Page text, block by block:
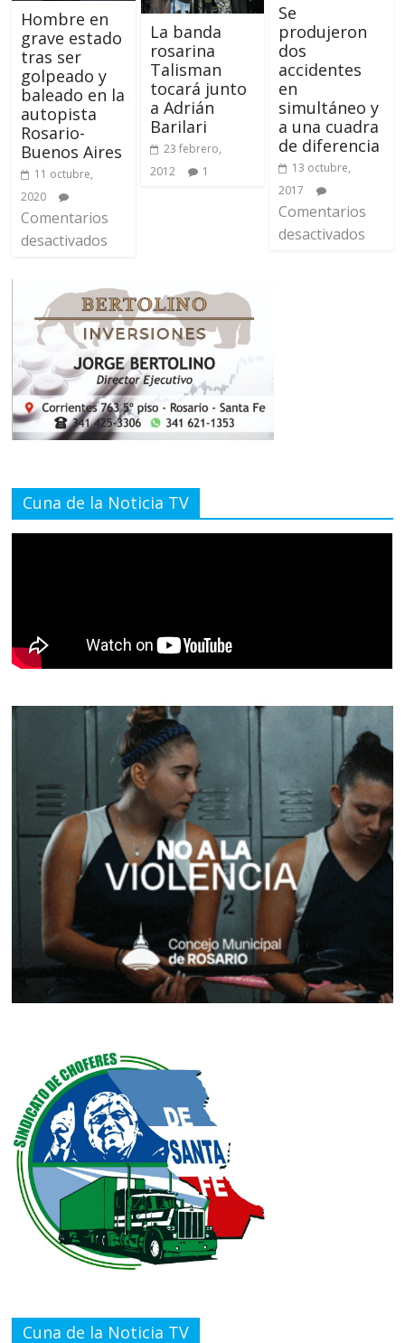
Hombre en
grave estado
tras ser
golpeado y
baleado en la
autopista
Rosario-
Buenos Aires
11 octubre,
2020
Comentarios
desactivados
La banda
rosarina
Talisman
tocará junto
a Adrián
Barilari
23 febrero,
2012
1
Se
produjeron
dos
accidentes
en
simultáneo y
a una cuadra
de diferencia
13 octubre,
2017
Comentarios
desactivados
Cuna de la Noticia TV
Cuna de la Noticia TV